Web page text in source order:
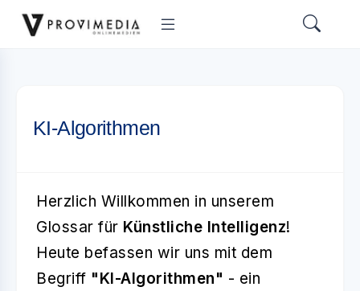
KI-Algorithmen
Herzlich Willkommen in unserem
Glossar für Künstliche Intelligenz!
Heute befassen wir uns mit dem
Begriff "KI-Algorithmen" - ein